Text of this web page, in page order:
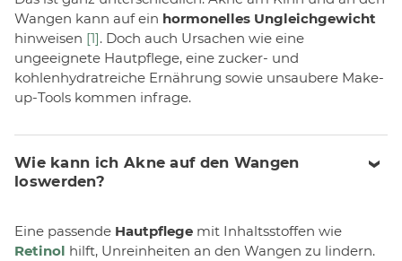
Wangen kann auf ein hormonelles Ungleichgewicht
hinweisen [1]. Doch auch Ursachen wie eine
ungeeignete Hautpflege, eine zucker- und
kohlenhydratreiche Ernährung sowie unsaubere Make-
up-Tools kommen infrage.
Wie kann ich Akne auf den Wangen
loswerden?
Eine passende Hautpflege mit Inhaltsstoffen wie
Retinol hilft, Unreinheiten an den Wangen zu lindern.